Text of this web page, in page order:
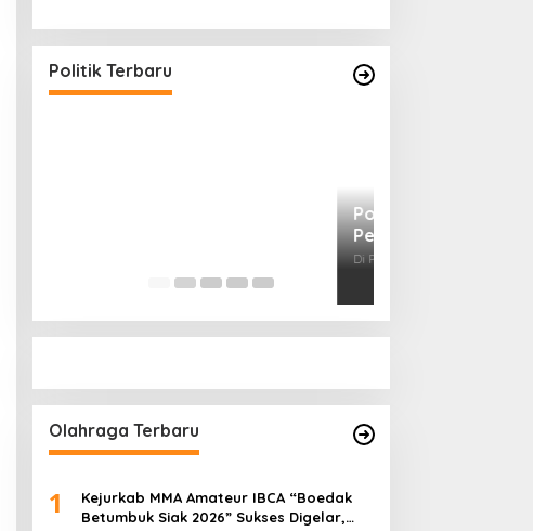
Politik Terbaru
Personel, Tegaskan Komitmen
Bersih Narkoba
Di Politik, Polri | Februari 23, 2026
Olahraga Terbaru
1
Kejurkab MMA Amateur IBCA “Boedak
Betumbuk Siak 2026” Sukses Digelar,